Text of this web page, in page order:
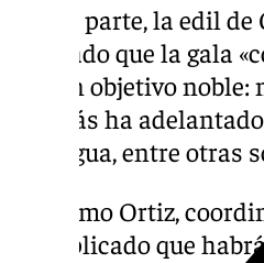
Por su parte, la edil
señalado que la gala
con un objetivo
Además ha
Paniagua, entre otras
Jerónimo Ortiz,
ha explicado que